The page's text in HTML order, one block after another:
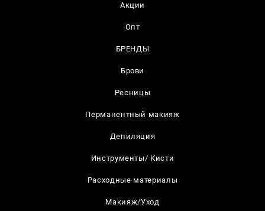
Акции
Опт
БРЕНДЫ
Брови
Ресницы
Перманентный макияж
Депиляция
Инструменты/ Кисти
Расходные материалы
Макияж/Уход